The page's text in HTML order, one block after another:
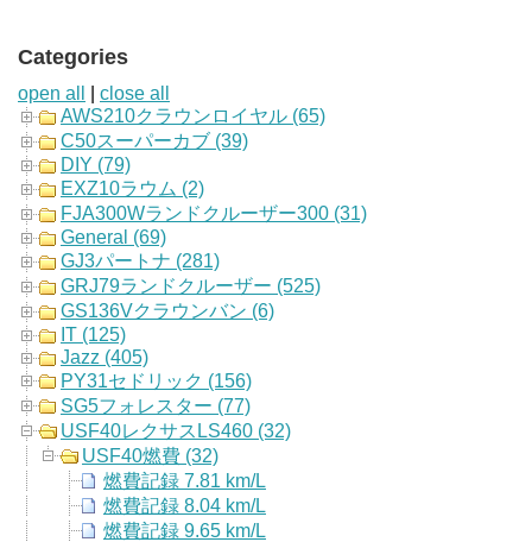
Categories
open all
close all
AWS210クラウンロイヤル (65)
C50スーパーカブ (39)
DIY (79)
EXZ10ラウム (2)
FJA300Wランドクルーザー300 (31)
General (69)
GJ3パートナ (281)
GRJ79ランドクルーザー (525)
GS136Vクラウンバン (6)
IT (125)
Jazz (405)
PY31セドリック (156)
SG5フォレスター (77)
USF40レクサスLS460 (32)
USF40燃費 (32)
燃費記録 7.81 km/L
燃費記録 8.04 km/L
燃費記録 9.65 km/L